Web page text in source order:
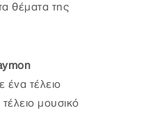
θέματα της
ένα τέλειο
μουσικό